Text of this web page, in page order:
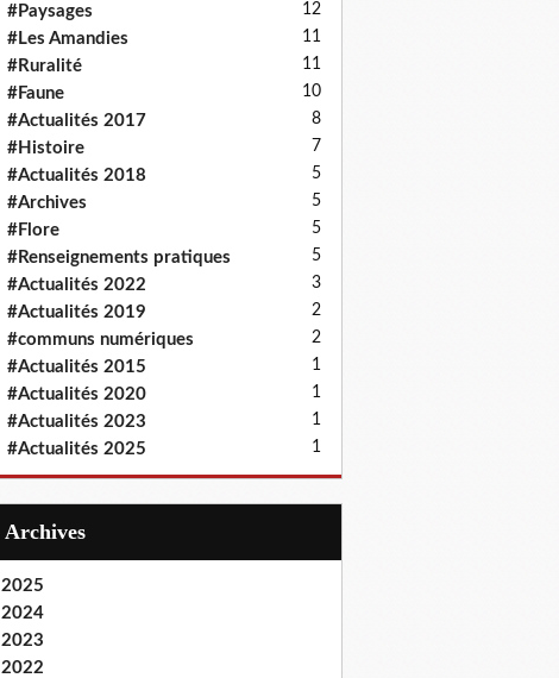
#Paysages 12
#Les Amandies 11
#Ruralité 11
#Faune 10
#Actualités 2017 8
#Histoire 7
#Actualités 2018 5
#Archives 5
#Flore 5
#Renseignements pratiques 5
#Actualités 2022 3
#Actualités 2019 2
#communs numériques 2
#Actualités 2015 1
#Actualités 2020 1
#Actualités 2023 1
#Actualités 2025 1
Archives
2025
2024
2023
2022